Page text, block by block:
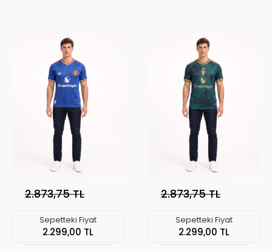
2.873,75 TL
Sepetteki Fiyat
2.299,00 TL
2.873,75 TL
Sepetteki Fiyat
2.299,00 TL